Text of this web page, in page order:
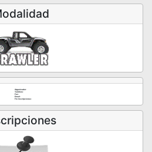
Organizador:
Teléfono:
Fax:
Email:
Fin Inscripciones: